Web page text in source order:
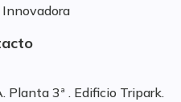
Planta 3ª . Edificio Tripark.